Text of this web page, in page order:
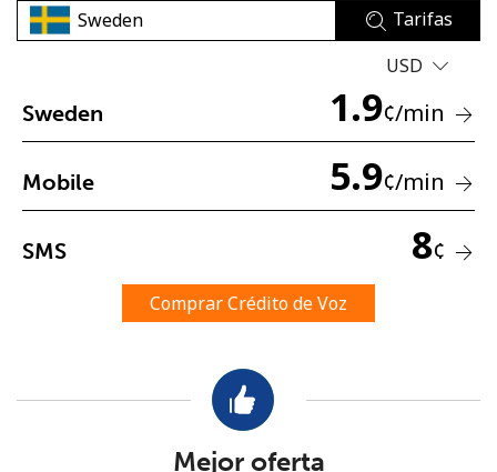
Mínimo 8 caracteres
Una letra mayúscula y una minúscula
Un caracter especial
Mantente en contacto para recibir nuestras mejores
Tarifas
USD
Sweden 1.9¢/min
Mobile 5.9¢/min
SMS 8¢
Comprar Crédito de Voz
Mejor oferta